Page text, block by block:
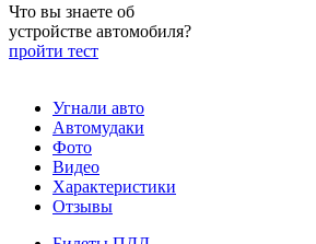
Что вы знаете об
устройстве автомобиля?
пройти тест
Угнали авто
Автомудаки
Фото
Видео
Характеристики
Отзывы